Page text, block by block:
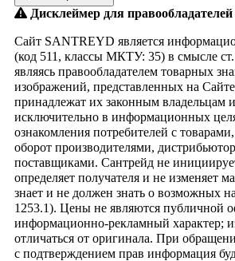
Дисклеймер для
Сайт SANTREYD является
(код 511, классы МКТУ: 35) в смысле
являясь правообладателем товарных
изображений, представленных на
принадлежат их законным владельцам
исключительно в информационных
ознакомления потребителей с
оборот производителями,
поставщиками. Сантрейд не
определяет получателя и не изменяет
знает и не должен знать о возможных
1253.1). Цены не являются публичной
информационно-рекламный характер;
отличаться от оригинала. При
с подтверждением прав информация